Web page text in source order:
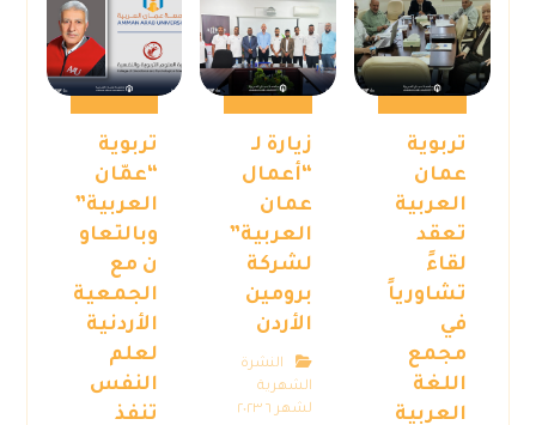
تربوية
عمان
العربية
تعقد
لقاءً
تشاورياً
في
مجمع
اللغة
العربية
زيارة لـ
“أعمال
عمان
العربية”
لشركة
برومين
الأردن
النشرة
الشهرية
لشهر ٦ ٢٠٢٣
تربوية
“عمّان
العربية”
وبالتعاو
ن مع
الجمعية
الأردنية
لعلم
النفس
تنفذ